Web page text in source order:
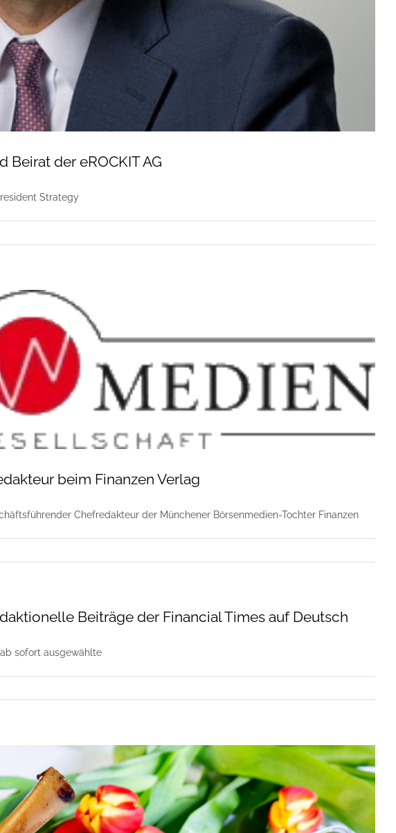
der eROCKIT AG
Strategy
beim Finanzen Verlag
Chefredakteur der Münchener Börsenmedien-Tochter Finanzen
Beiträge der Financial Times auf Deutsch
sofort ausgewählte